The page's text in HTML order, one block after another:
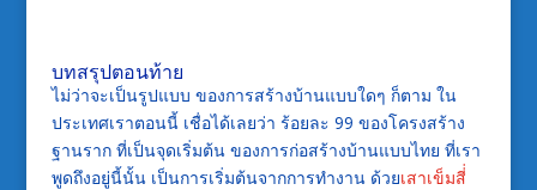
บทสรุปตอนท้าย
ไม่ว่าจะเป็นรูปแบบ ของการสร้างบ้านแบบใดๆ ก็ตาม ใน
ประเทศเราตอนนี้ เชื่อได้เลยว่า ร้อยละ 99 ของโครงสร้าง
ฐานราก ที่เป็นจุดเริ่มต้น ของการก่อสร้างบ้านแบบไทย ที่เรา
พูดถึงอยู่นี้นั้น เป็นการเริ่มต้นจากการทำงาน ด้วยเสาเข็มสี่่